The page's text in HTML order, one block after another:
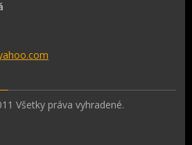
m
Všetky práva vyhradené.